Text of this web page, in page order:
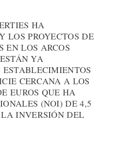
HA
LOS PROYECTOS DE
EN LOS ARCOS
YA
CERCANA A LOS
EUROS QUE HA
(NOI) DE 4,5
INVERSIÓN DEL